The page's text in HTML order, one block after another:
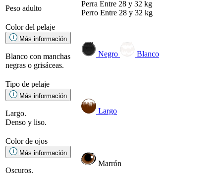
Peso adulto
Perra Entre 28 y 32 kg
Perro Entre 28 y 32 kg
Color del pelaje
Más información
Blanco con manchas
negras o grisáceas.
Negro Blanco
Tipo de pelaje
Más información
Largo.
Denso y liso.
Largo
Color de ojos
Más información
Oscuros.
Marrón